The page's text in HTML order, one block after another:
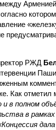
между
РЖД
Как
и в полном
в рамках